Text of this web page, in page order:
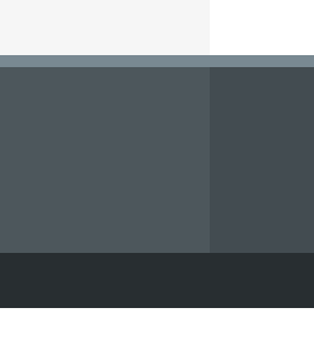
mere...]
med Israel og USA